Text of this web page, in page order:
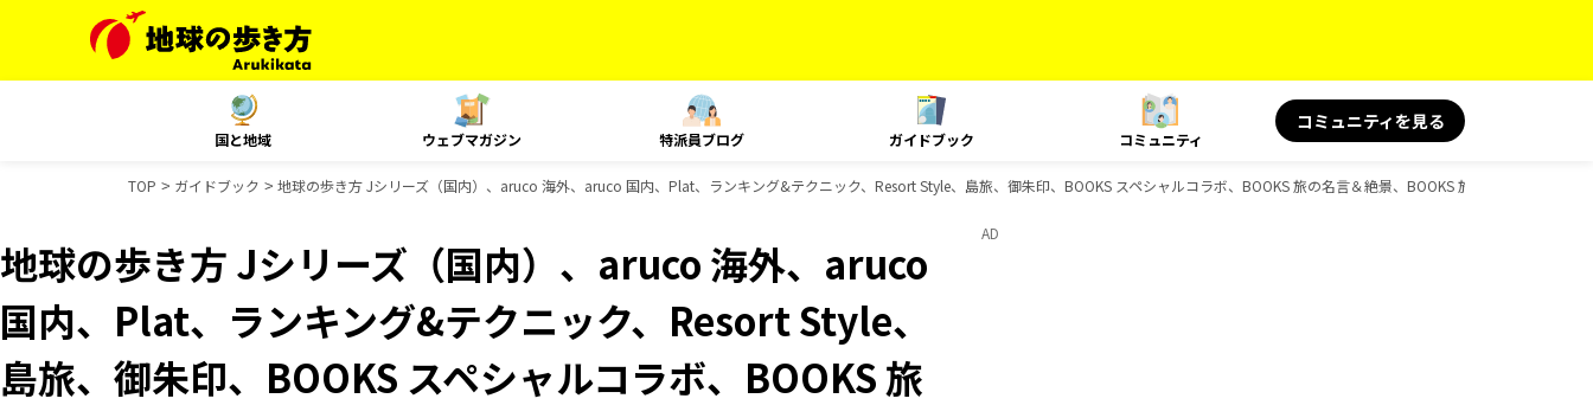
国と地域 ウェブマガジン 特派員ブログ ガイドブック コミュニティ
コミュニティを見る
TOP ガイドブック 地球の歩き方 Jシリーズ（国内）、aruco 海外、aruco 国内、Plat、ランキング&テクニック、Resort Style、島旅、御朱印、BOOKS スペシャルコラボ、BOOKS 旅の名言＆絶景、BOOKS 旅と健康、BOOKS
地球の歩き方 Jシリーズ（国内）、aruco 海外、aruco
国内、Plat、ランキング&テクニック、Resort Style、
島旅、御朱印、BOOKS スペシャルコラボ、BOOKS 旅
AD